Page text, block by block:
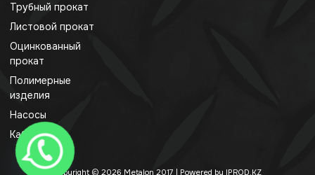
Трубный прокат
Листовой прокат
Оцинкованный
прокат
Полимерные
изделия
Насосы
Кабель
Copyright © 2026 Metalon 2017 | Powered by IPROD.KZ